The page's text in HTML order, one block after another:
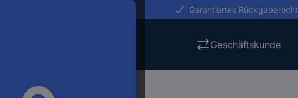
Garantiertes Rückgaberecht
Geschäftskunde